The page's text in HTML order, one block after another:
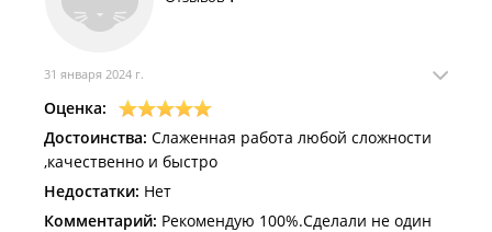
31 января 2024 г.
Оценка:
Достоинства: Слаженная работа любой сложности
,качественно и быстро
Недостатки: Нет
Комментарий: Рекомендую 100%.Сделали не один